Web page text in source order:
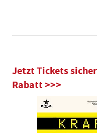
Jetzt Tickets
Rabatt >>>